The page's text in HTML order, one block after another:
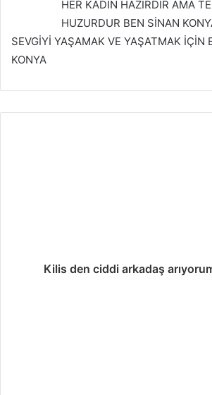
HER KADIN HAZIRDIR AMA
HUZURDUR BEN SİNAN
SEVGİYİ YAŞAMAK VE YAŞATMAK İÇİN
KONYA
Kilis den ciddi arkadaş